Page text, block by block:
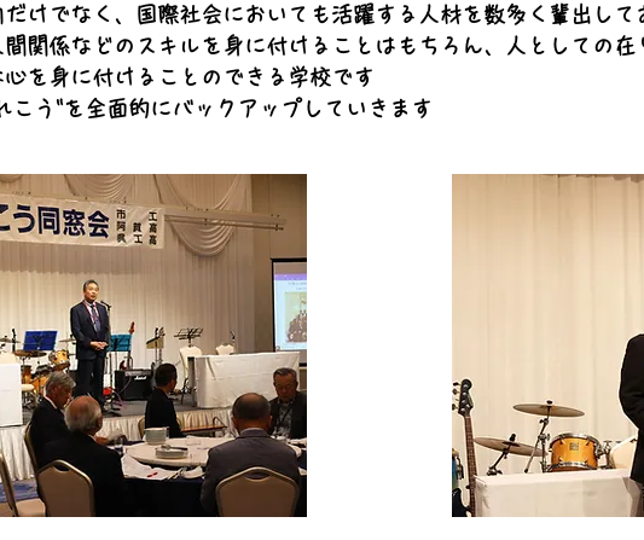
けでなく、国際社会においても活躍する人材を数多く輩出して
関係などのスキルを身に付けることはもちろん、人としての
を身に付けることのできる学校です
こう"を全面的にバックアップしていきます